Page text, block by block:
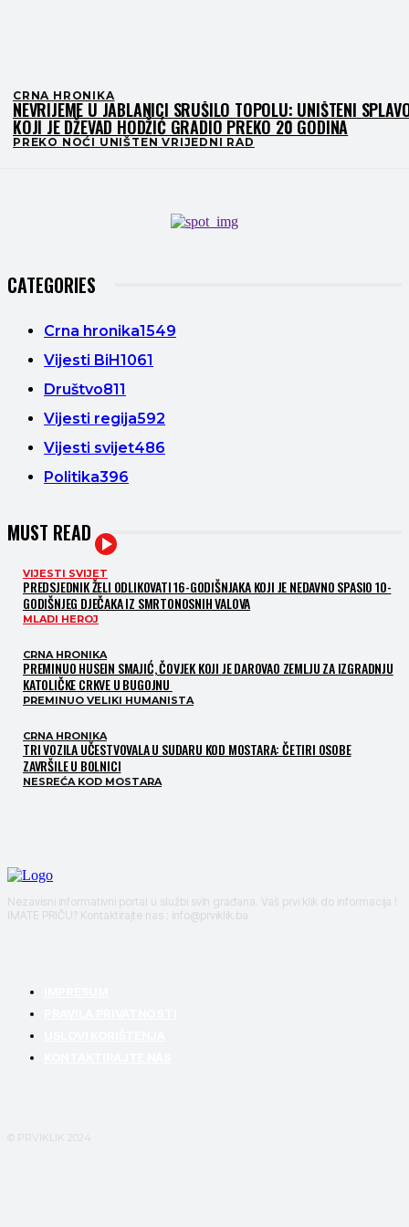
CRNA HRONIKA
NEVRIJEME U JABLANICI SRUŠILO TOPOLU: UNIŠTENI
KOJI JE DŽEVAD HODŽIĆ GRADIO PREKO 20 GODINA
PREKO NOĆI UNIŠTEN VRIJEDNI RAD
CATEGORIES
Crna hronika1549
Vijesti BiH1061
Društvo811
Vijesti regija592
Vijesti svijet486
Politika396
MUST READ
VIJESTI SVIJET
PREDSJEDNIK ŽELI ODLIKOVATI 16-GODIŠNJAKA KOJI JE NEDAVNO SPASIO 10-
GODIŠNJEG DJEČAKA IZ SMRTONOSNIH VALOVA
MLADI HEROJ
CRNA HRONIKA
PREMINUO HUSEIN SMAJIĆ, ČOVJEK KOJI JE DAROVAO ZEMLJU ZA IZGRADNJU
KATOLIČKE CRKVE U BUGOJNU
PREMINUO VELIKI HUMANISTA
CRNA HRONIKA
TRI VOZILA UČESTVOVALA U SUDARU KOD MOSTARA: ČETIRI OSOBE
ZAVRŠILE U BOLNICI
NESREĆA KOD MOSTARA
Nezavisni informativni portal u službi svih građana. Vaš prvi klik do informacija !
IMATE PRIČU? Kontaktirajte nas : info@prviklik.ba
© PRVIKLIK 2024